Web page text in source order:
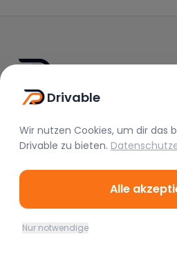
Drivable
FAQ
Instagram
Drivable
Wir nutzen Cookies, um dir das
Drivable zu bieten.
Alle
Nur notwendige